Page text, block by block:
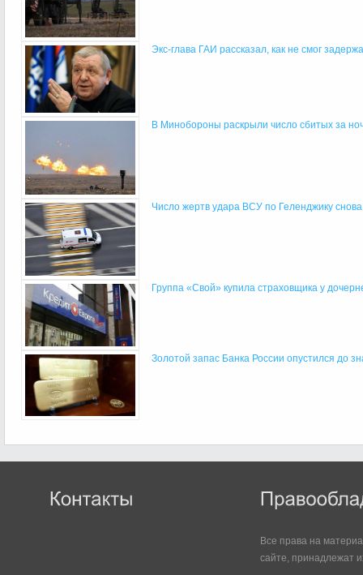
Экс-глава ГАИ рассказал, как не смог
В Минобороны раскрыли число сбитых за
Число жертв удара ВСУ по Геленджику
Группа «Свой» купила страховщика у
Золотой запас Банка России опустился до
Все права на
сайте, принадлежат